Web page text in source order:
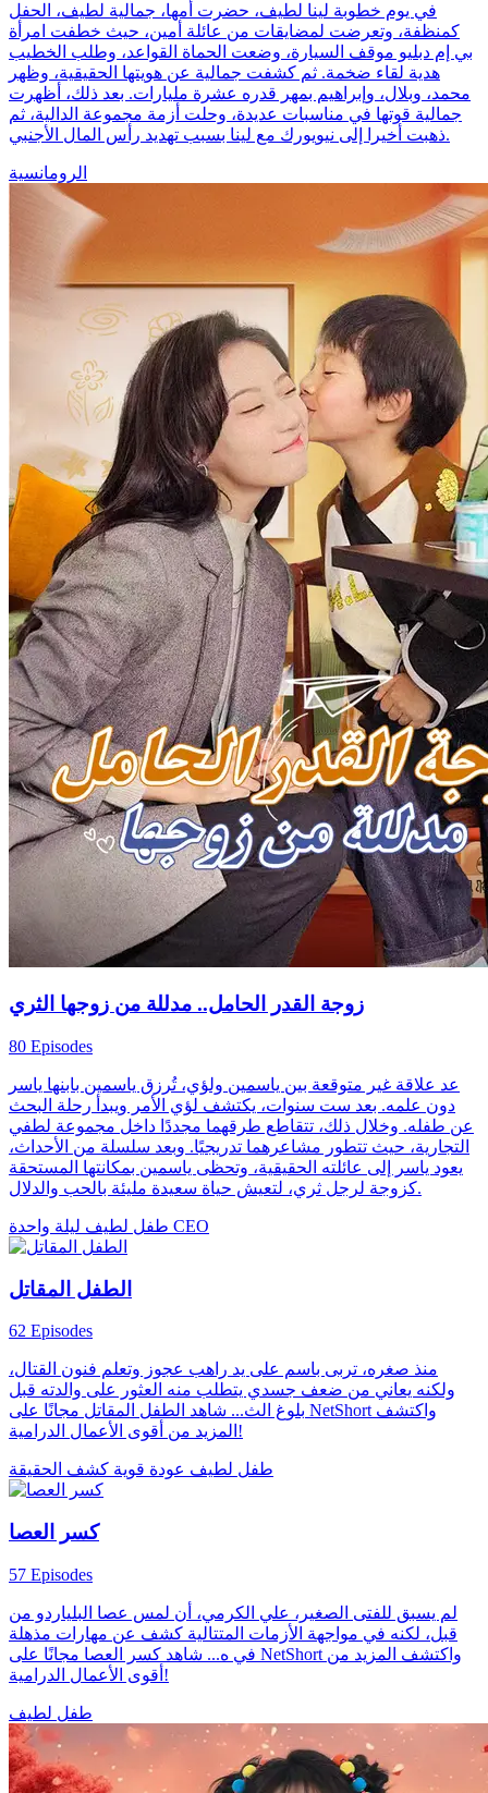
في يوم خطوبة لينا لطيف، حضرت أمها، جمالية لطيف، الحفل
كمنظفة، وتعرضت لمضايقات من عائلة أمين، حيث خطفت امرأة
بي إم دبليو موقف السيارة، وضعت الحماة القواعد، وطلب الخطيب
هدية لقاء ضخمة. ثم كشفت جمالية عن هويتها الحقيقية، وظهر
محمد، وبلال، وإبراهيم بمهر قدره عشرة مليارات. بعد ذلك، أظهرت
جمالية قوتها في مناسبات عديدة، وحلت أزمة مجموعة الدالية، ثم
ذهبت أخيرا إلى نيويورك مع لينا بسبب تهديد رأس المال الأجنبي.
الرومانسية
زوجة القدر الحامل.. مدللة من زوجها الثري
80 Episodes
عد علاقة غير متوقعة بين ياسمين ولؤي، تُرزق ياسمين بابنها ياسر
دون علمه. بعد ست سنوات، يكتشف لؤي الأمر ويبدأ رحلة البحث
عن طفله. وخلال ذلك، تتقاطع طرقهما مجددًا داخل مجموعة لطفي
التجارية، حيث تتطور مشاعرهما تدريجيًا. وبعد سلسلة من الأحداث،
يعود ياسر إلى عائلته الحقيقية، وتحظى ياسمين بمكانتها المستحقة
كزوجة لرجل ثري، لتعيش حياة سعيدة مليئة بالحب والدلال.
طفل لطيف CEO
الطفل المقاتل
62 Episodes
منذ صغره، تربى باسم على يد راهب عجوز وتعلم فنون القتال،
ولكنه يعاني من ضعف جسدي يتطلب منه العثور على والدته قبل
بلوغ الث... شاهد الطفل المقاتل مجانًا على NetShort واكتشف
المزيد من أقوى الأعمال الدرامية!
طفل لطيف عودة قوية كشف الحقيقة
كسر العصا
57 Episodes
لم يسبق للفتى الصغير، علي الكرمي، أن لمس عصا البلياردو من
قبل، لكنه في مواجهة الأزمات المتتالية كشف عن مهارات مذهلة
في ه... شاهد كسر العصا مجانًا على NetShort واكتشف المزيد من
أقوى الأعمال الدرامية!
طفل لطيف